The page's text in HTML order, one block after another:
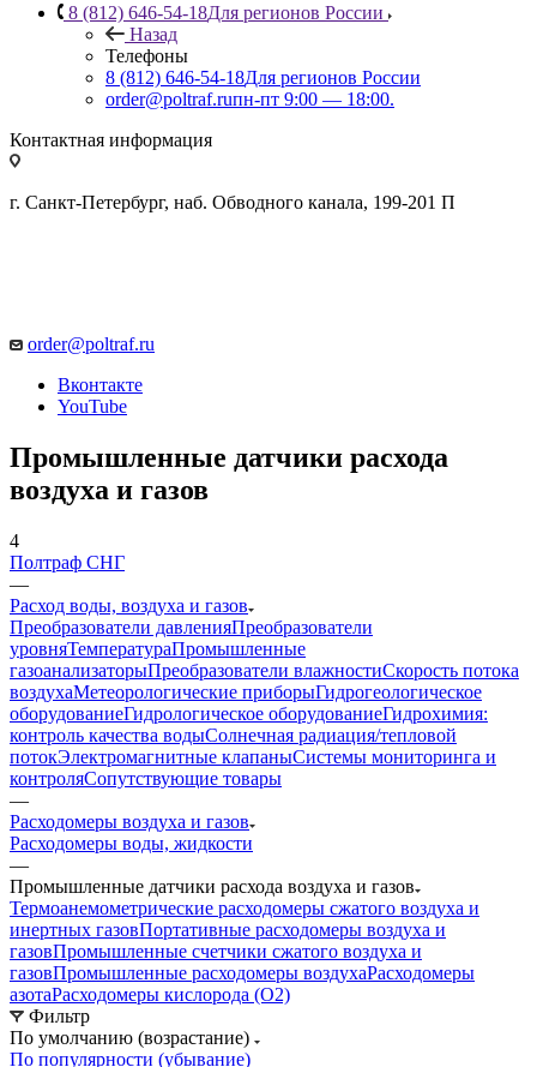
8 (812) 646-54-18Для регионов России
Назад
Телефоны
8 (812) 646-54-18Для регионов России
order@poltraf.ruпн-пт 9:00 — 18:00.
Контактная информация
г. Санкт-Петербург, наб. Обводного канала, 199-201 П
order@poltraf.ru
Вконтакте
YouTube
Промышленные датчики расхода
воздуха и газов
4
Полтраф СНГ
—
Расход воды, воздуха и газов
Преобразователи давленияПреобразователи
уровняТемператураПромышленные
газоанализаторыПреобразователи влажностиСкорость потока
воздухаМетеорологические приборыГидрогеологическое
оборудованиеГидрологическое оборудованиеГидрохимия:
контроль качества водыСолнечная радиация/тепловой
потокЭлектромагнитные клапаныСистемы мониторинга и
контроляСопутствующие товары
—
Расходомеры воздуха и газов
Расходомеры воды, жидкости
—
Промышленные датчики расхода воздуха и газов
Термоанемометрические расходомеры сжатого воздуха и
инертных газовПортативные расходомеры воздуха и
газовПромышленные счетчики сжатого воздуха и
газовПромышленные расходомеры воздухаРасходомеры
азотаРасходомеры кислорода (O2)
Фильтр
По умолчанию (возрастание)
По популярности (убывание)